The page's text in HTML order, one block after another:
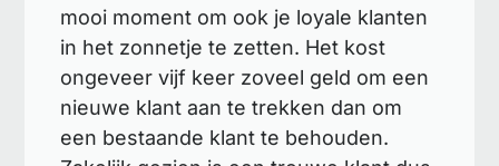
mooi moment om ook je loyale klanten
in het zonnetje te zetten. Het kost
ongeveer vijf keer zoveel geld om een
nieuwe klant aan te trekken dan om
een bestaande klant te behouden.